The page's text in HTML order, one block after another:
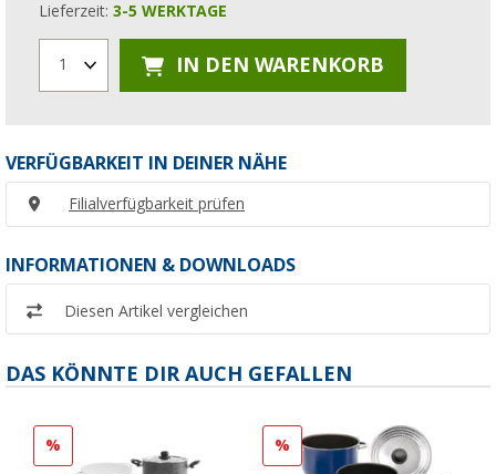
Lieferzeit: 3-5 WERKTAGE
1 IN DEN WARENKORB
VERFÜGBARKEIT IN DEINER NÄHE
Filialverfügbarkeit prüfen
INFORMATIONEN & DOWNLOADS
Diesen Artikel vergleichen
DAS KÖNNTE DIR AUCH GEFALLEN
% %